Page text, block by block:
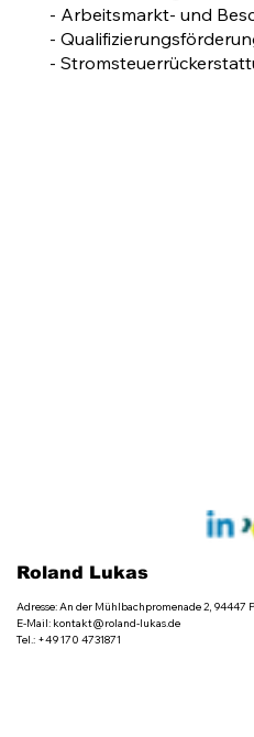
- Arbeitsmarkt- und
-
-
Roland Lukas
Adresse: An der Mühlbachpromenade 2, 94447
E-Mail: kontakt@roland-lukas.de
Tel.: +49 170 4731871